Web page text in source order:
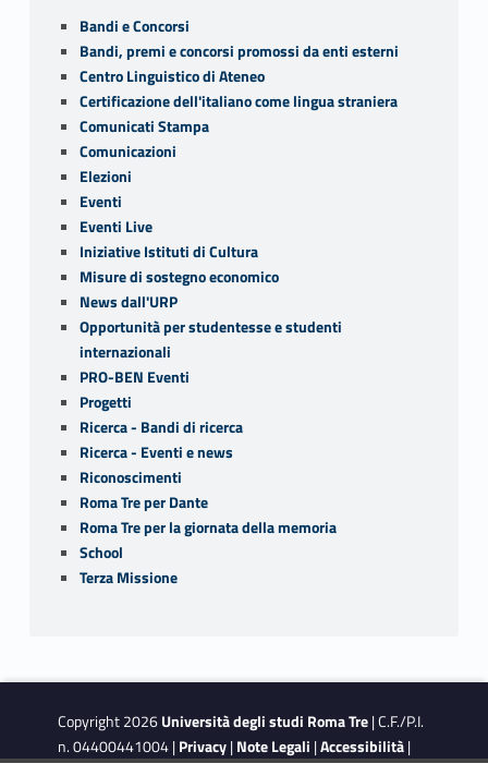
Sidebar
Bandi e Concorsi
Bandi, premi e concorsi promossi da enti esterni
Centro Linguistico di Ateneo
Certificazione dell'italiano come lingua straniera
Comunicati Stampa
Comunicazioni
Elezioni
Eventi
Eventi Live
Iniziative Istituti di Cultura
Misure di sostegno economico
News dall'URP
Opportunità per studentesse e studenti
internazionali
PRO-BEN Eventi
Progetti
Ricerca - Bandi di ricerca
Ricerca - Eventi e news
Riconoscimenti
Roma Tre per Dante
Roma Tre per la giornata della memoria
School
Terza Missione
Copyright 2026Università degli studi Roma Tre| C.F./P.I.
n. 04400441004 |Privacy|Note Legali |Accessibilità|